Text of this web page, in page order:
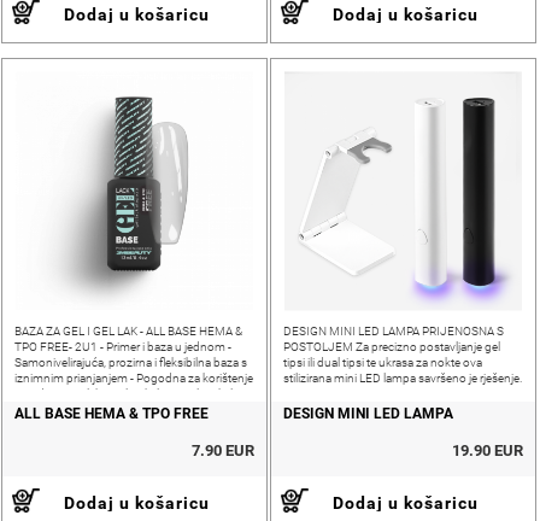
Dodaj u košaricu Dodaj u košaricu
BAZA ZA GEL I GEL LAK - ALL BASE HEMA &
TPO FREE- 2U1 - Primer i baza u jednom -
Samonivelirajuća, prozirna i fleksibilna baza s
iznimnim prianjanjem - Pogodna za korištenje
ispod trajnog laka, gela, akrilnog gela i akrila -
Koristi se kao
ALL BASE HEMA & TPO FREE
7.90 EUR
Dodaj u košaricu
DESIGN MINI LED LAMPA PRIJENOSNA S
POSTOLJEM Za precizno postavljanje gel
tipsi ili dual tipsi te ukrasa za nokte ova
stilizirana mini LED lampa savršeno je rješenje.
DESIGN MINI LED LAMPA
19.90 EUR
Dodaj u košaricu